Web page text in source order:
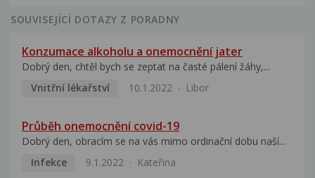
SOUVISEJÍCÍ DOTAZY Z PORADNY
Konzumace alkoholu a onemocnění jater
Dobrý den, chtěl bych se zeptat na časté pálení žáhy,...
Vnitřní lékařství
10.1.2022 Libor
Průběh onemocnění covid-19
Dobrý den, obracím se na vás mimo ordinační dobu naší...
Infekce
9.1.2022 Kateřina